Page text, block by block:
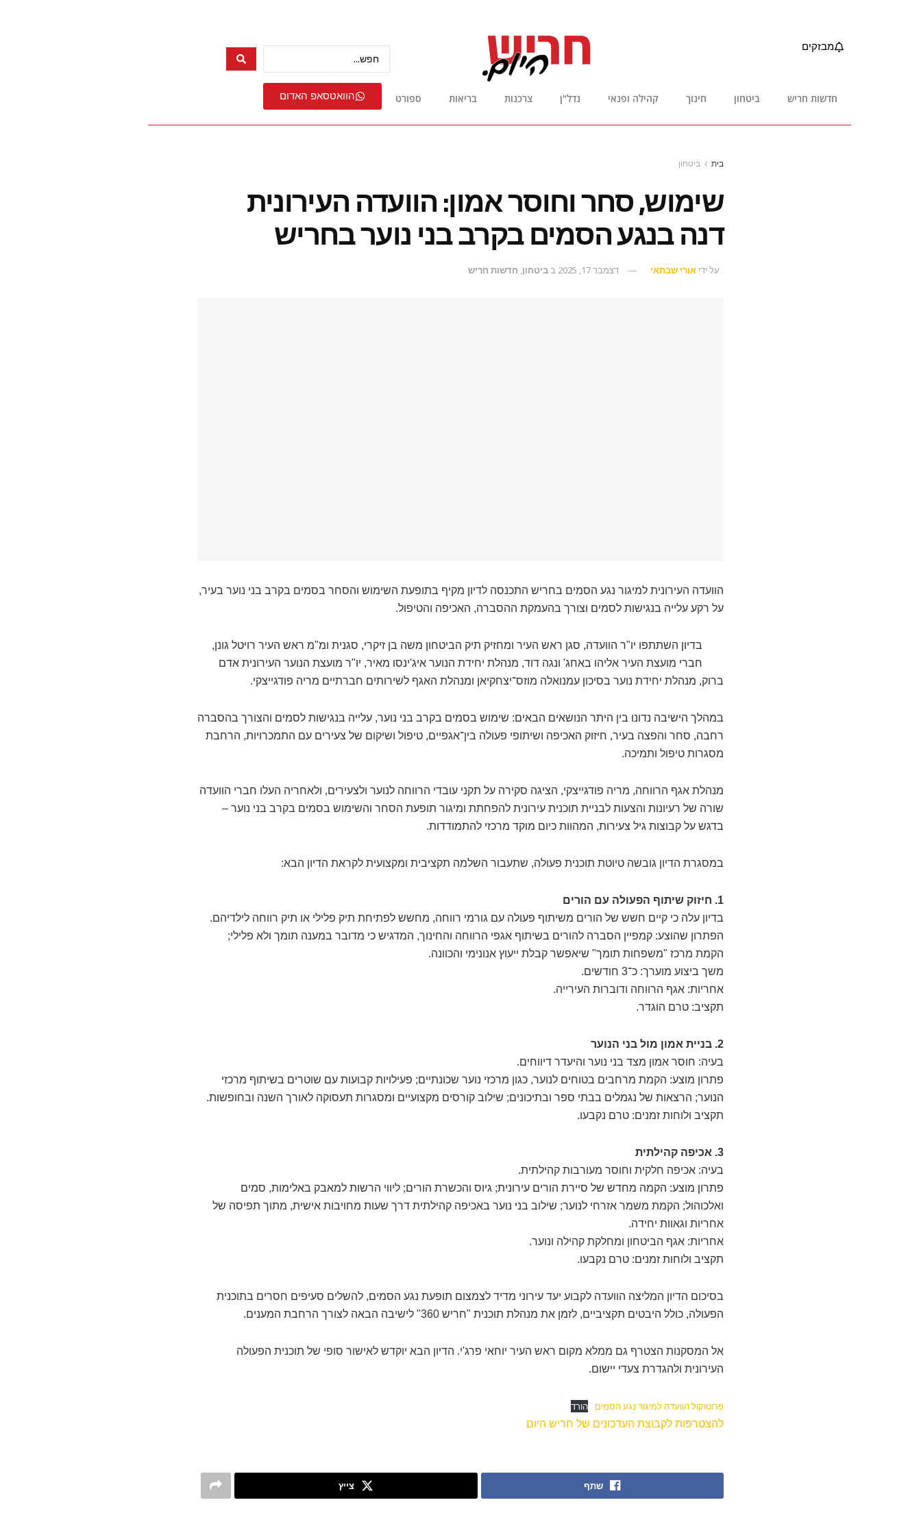
מבזקים
חדשות חריש ביטחון חינוך קהילה ופנאי נדל"ן צרכנות בריאות ספורט הוואטסאפ האדום
בית ביטחון
שימוש, סחר וחוסר אמון: הוועדה העירונית
דנה בנגע הסמים בקרב בני נוער בחריש
על ידי אורי שבתאי דצמבר 17, 2025 בביטחון, חדשות חריש
הוועדה העירונית למיגור נגע הסמים בחריש התכנסה לדיון מקיף בתופעת השימוש והסחר בסמים בקרב בני נוער בעיר,
על רקע עלייה בנגישות לסמים וצורך בהעמקת ההסברה, האכיפה והטיפול.
בדיון השתתפו יו"ר הוועדה, סגן ראש העיר ומחזיק תיק הביטחון משה בן זיקרי, סגנית ומ"מ ראש העיר רויטל גונן,
חברי מועצת העיר אליהו באחג' ונגה דוד, מנהלת יחידת הנוער איג'ינסו מאיר, יו"ר מועצת הנוער העירונית אדם
ברוק, מנהלת יחידת נוער בסיכון עמנואלה מוזס־יצחקיאן ומנהלת האגף לשירותים חברתיים מריה פודגייצקי.
במהלך הישיבה נדונו בין היתר הנושאים הבאים: שימוש בסמים בקרב בני נוער, עלייה בנגישות לסמים והצורך בהסברה
רחבה, סחר והפצה בעיר, חיזוק האכיפה ושיתופי פעולה בין־אגפיים, טיפול ושיקום של צעירים עם התמכרויות, הרחבת
מסגרות טיפול ותמיכה.
מנהלת אגף הרווחה, מריה פודגייצקי, הציגה סקירה על תקני עובדי הרווחה לנוער ולצעירים, ולאחריה העלו חברי הוועדה
שורה של רעיונות והצעות לבניית תוכנית עירונית להפחתת ומיגור תופעת הסחר והשימוש בסמים בקרב בני נוער –
בדגש על קבוצות גיל צעירות, המהוות כיום מוקד מרכזי להתמודדות.
במסגרת הדיון גובשה טיוטת תוכנית פעולה, שתעבור השלמה תקציבית ומקצועית לקראת הדיון הבא:
1. חיזוק שיתוף הפעולה עם הורים
בדיון עלה כי קיים חשש של הורים משיתוף פעולה עם גורמי רווחה, מחשש לפתיחת תיק פלילי או תיק רווחה לילדיהם.
הפתרון שהוצע: קמפיין הסברה להורים בשיתוף אגפי הרווחה והחינוך, המדגיש כי מדובר במענה תומך ולא פלילי;
הקמת מרכז "משפחות תומך" שיאפשר קבלת ייעוץ אנונימי והכוונה.
משך ביצוע מוערך: כ־3 חודשים.
אחריות: אגף הרווחה ודוברות העירייה.
תקציב: טרם הוגדר.
2. בניית אמון מול בני הנוער
בעיה: חוסר אמון מצד בני נוער והיעדר דיווחים.
פתרון מוצע: הקמת מרחבים בטוחים לנוער, כגון מרכזי נוער שכונתיים; פעילויות קבועות עם שוטרים בשיתוף מרכזי
הנוער; הרצאות של נגמלים בבתי ספר ובתיכונים; שילוב קורסים מקצועיים ומסגרות תעסוקה לאורך השנה ובחופשות.
תקציב ולוחות זמנים: טרם נקבעו.
3. אכיפה קהילתית
בעיה: אכיפה חלקית וחוסר מעורבות קהילתית.
פתרון מוצע: הקמה מחדש של סיירת הורים עירונית; גיוס והכשרת הורים; ליווי הרשות למאבק באלימות, סמים
ואלכוהול; הקמת משמר אזרחי לנוער; שילוב בני נוער באכיפה קהילתית דרך שעות מחויבות אישית, מתוך תפיסה של
אחריות וגאוות יחידה.
אחריות: אגף הביטחון ומחלקת קהילה ונוער.
תקציב ולוחות זמנים: טרם נקבעו.
בסיכום הדיון המליצה הוועדה לקבוע יעד עירוני מדיד לצמצום תופעת נגע הסמים, להשלים סעיפים חסרים בתוכנית
הפעולה, כולל היבטים תקציביים, לזמן את מנהלת תוכנית "חריש 360" לישיבה הבאה לצורך הרחבת המענים.
אל המסקנות הצטרף גם ממלא מקום ראש העיר יוחאי פרג'י. הדיון הבא יוקדש לאישור סופי של תוכנית הפעולה
העירונית ולהגדרת צעדי יישום.
פרוטוקול הוועדה למיגור נגע הסמים הורד
להצטרפות לקבוצת העדכונים של חריש היום
שתף צייץ